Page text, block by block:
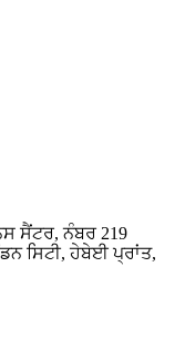
ਸੈਂਟਰ, ਨੰਬਰ 219
ਸਿਟੀ, ਹੇਬੇਈ ਪ੍ਰਾਂਤ,